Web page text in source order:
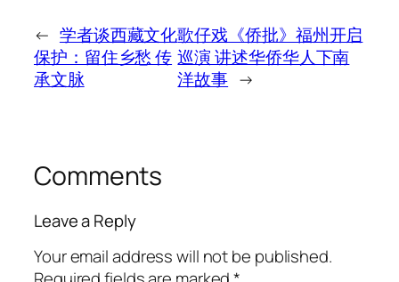
← 学者谈西藏文化
保护：留住乡愁 传
承文脉
歌仔戏《侨批》福州开启
巡演 讲述华侨华人下南
洋故事 →
Comments
Leave a Reply
Your email address will not be published.